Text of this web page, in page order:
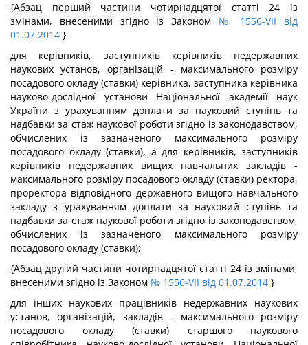
{Абзац перший частини чотирнадцятої статті 24 із
змінами, внесеними згідно із Законом № 1556-VII від
01.07.2014 }
для керівників, заступників керівників недержавних
наукових установ, організацій - максимального розміру
посадового окладу (ставки) керівника, заступника керівника
науково-дослідної установи Національної академії наук
України з урахуванням доплати за науковий ступінь та
надбавки за стаж наукової роботи згідно із законодавством,
обчислених із зазначеного максимального розміру
посадового окладу (ставки), а для керівників, заступників
керівників недержавних вищих навчальних закладів -
максимального розміру посадового окладу (ставки) ректора,
проректора відповідного державного вищого навчального
закладу з урахуванням доплати за науковий ступінь та
надбавки за стаж наукової роботи згідно із законодавством,
обчислених із зазначеного максимального розміру
посадового окладу (ставки);
{Абзац другий частини чотирнадцятої статті 24 із змінами,
внесеними згідно із Законом № 1556-VII від 01.07.2014 }
для інших наукових працівників недержавних наукових
установ, організацій, закладів - максимального розміру
посадового окладу (ставки) старшого наукового